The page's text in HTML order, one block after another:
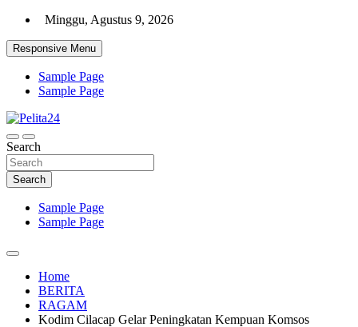
Skip
content
Minggu, Agustus 9, 2026
Responsive Menu
Sample Page
Sample Page
Pelita24
Aktual, Mendalam dan Terpercaya
Search
Search
Sample Page
Sample Page
Home
BERITA
RAGAM
Kodim Cilacap Gelar Peningkatan Kempuan Komsos